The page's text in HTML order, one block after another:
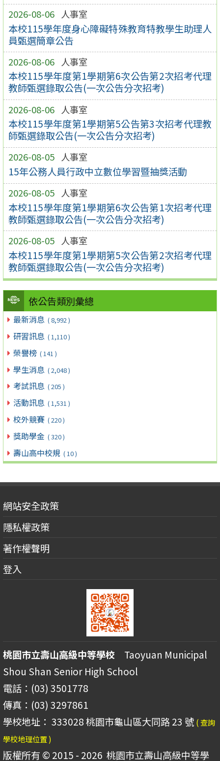
2026-08-06 人事室
本校115學年度身心障礙特殊教育特教學生助理人
員甄選簡章公告
2026-08-06 人事室
本校115學年度第1學期第6次公告第2次招考代理
教師甄選錄取公告(一次公告分次招考)
2026-08-06 人事室
本校115學年度第1學期第5公告第3次招考代理教
師甄選錄取公告(一次公告分次招考)
2026-08-05 人事室
15年公務人員行政中立數位學習暨抽獎活動
2026-08-05 人事室
本校115學年度第1學期第6次公告第1次招考代理
教師甄選錄取公告(一次公告分次招考)
2026-08-05 人事室
本校115學年度第1學期第5次公告第2次招考代理
教師甄選錄取公告(一次公告分次招考)
依公告類別彙總
最新消息 ( 8,992 )
研習訊息 ( 1,110 )
榮譽榜 ( 141 )
學生消息 ( 2,048 )
考試訊息 ( 205 )
活動訊息 ( 1,531 )
校外競賽 ( 220 )
獎助學金 ( 320 )
壽山高中校規 ( 10 )
網站安全政策
隱私權政策
著作權聲明
登入
桃園市立壽山高級中等學校 Taoyuan Municipal
Shou Shan Senior High School
電話：(03) 3501778
傳真：(03) 3297861
學校地址： 333028 桃園市龜山區大同路 23 號 ( 查詢
學校地理位置 )
版權所有 © 2015 - 2026 桃園市立壽山高級中等學